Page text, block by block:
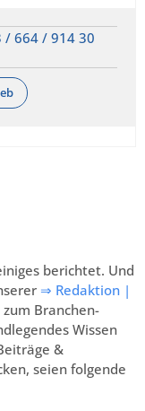
/ 664 / 914 30
berichtet. Und
⇒ Redaktion |
Branchen-
Wissen
&
seien folgende